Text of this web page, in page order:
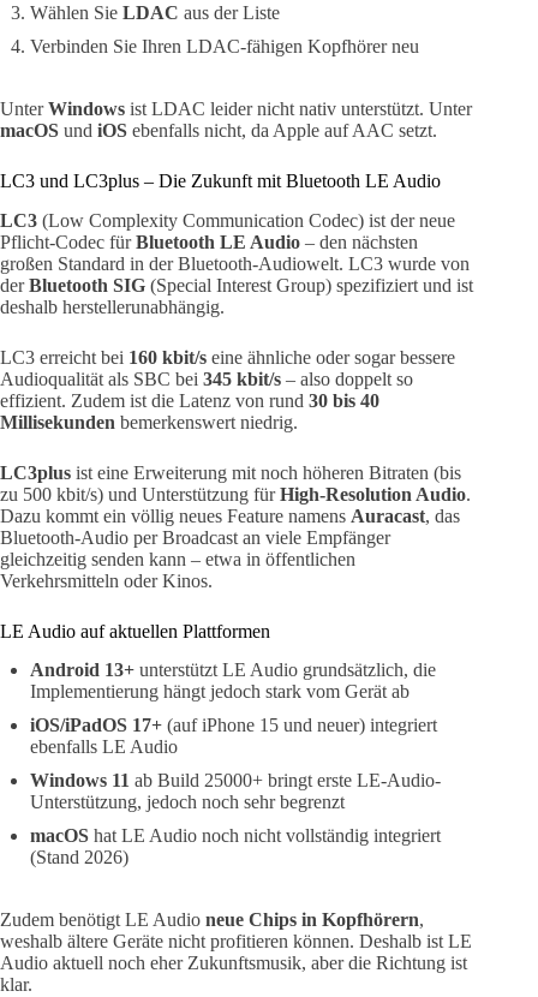
Wählen Sie LDAC aus der Liste
Verbinden Sie Ihren LDAC-fähigen Kopfhörer neu
UnterWindows ist LDAC leider nicht nativ unterstützt. Unter
macOS und iOS ebenfalls nicht, da Apple auf AAC setzt.
LC3 und LC3plus – Die Zukunft mit Bluetooth LE Audio
LC3 (Low Complexity Communication Codec) ist der neue
Pflicht-Codec fürBluetooth LE Audio – den nächsten
großen Standard in der Bluetooth-Audiowelt. LC3 wurde von
derBluetooth SIG (Special Interest Group) spezifiziert und ist
deshalb herstellerunabhängig.
LC3 erreicht bei 160 kbit/s eine ähnliche oder sogar bessere
Audioqualität als SBC bei 345 kbit/s – also doppelt so
effizient. Zudem ist die Latenz von rund 30 bis 40
Millisekunden bemerkenswert niedrig.
LC3plus ist eine Erweiterung mit noch höheren Bitraten (bis
zu 500 kbit/s) und Unterstützung fürHigh-Resolution Audio.
Dazu kommt ein völlig neues Feature namens Auracast, das
Bluetooth-Audio per Broadcast an viele Empfänger
gleichzeitig senden kann – etwa in öffentlichen
Verkehrsmitteln oder Kinos.
LE Audio auf aktuellen Plattformen
Android 13+ unterstützt LE Audio grundsätzlich, die
Implementierung hängt jedoch stark vom Gerät ab
iOS/iPadOS 17+ (auf iPhone 15 und neuer) integriert
ebenfalls LE Audio
Windows 11 ab Build 25000+ bringt erste LE-Audio-
Unterstützung, jedoch noch sehr begrenzt
macOS hat LE Audio noch nicht vollständig integriert
(Stand 2026)
Zudem benötigt LE Audio neue Chips in Kopfhörern,
weshalb ältere Geräte nicht profitieren können. Deshalb ist LE
Audio aktuell noch eher Zukunftsmusik, aber die Richtung ist
klar.